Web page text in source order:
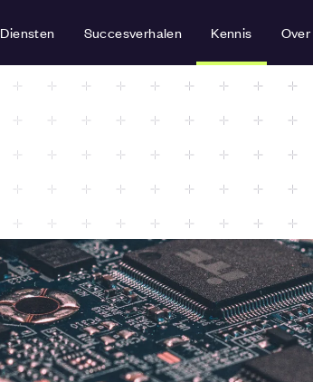
Diensten Succesverhalen Kennis